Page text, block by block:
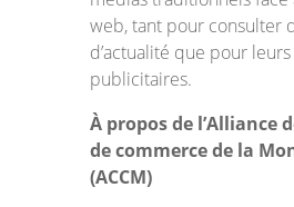
web, tant pour consulter
d’actualité que pour
publicitaires.
À propos de l’Alliance
de commerce de la
(ACCM)